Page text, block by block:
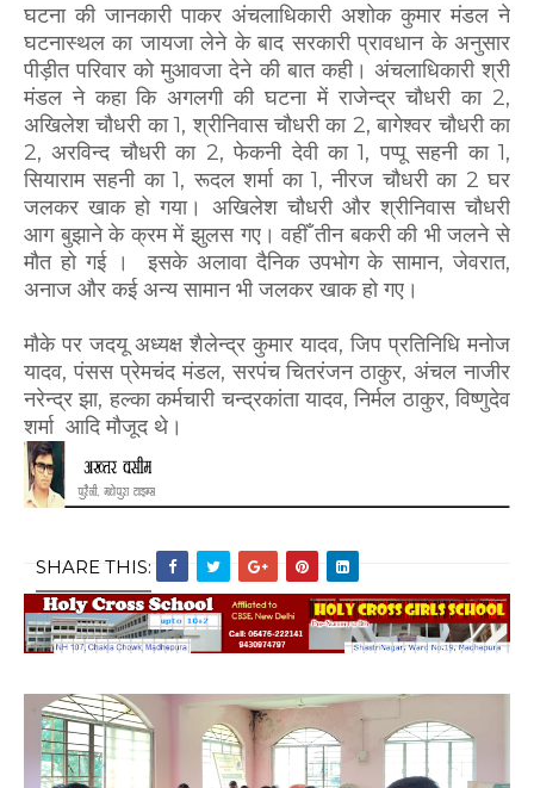
घटना की जानकारी पाकर अंचलाधिकारी अशोक कुमार मंडल ने
घटनास्थल का जायजा लेने के बाद सरकारी प्रावधान के अनुसार
पीड़ीत परिवार को मुआवजा देने की बात कही। अंचलाधिकारी श्री
मंडल ने कहा कि अगलगी की घटना में राजेन्द्र चौधरी का 2,
अखिलेश चौधरी का 1, श्रीनिवास चौधरी का 2, बागेश्वर चौधरी का
2, अरविन्द चौधरी का 2, फेकनी देवी का 1, पप्पू सहनी का 1,
सियाराम सहनी का 1, रूदल शर्मा का 1, नीरज चौधरी का 2 घर
जलकर खाक हो गया। अखिलेश चौधरी और श्रीनिवास चौधरी
आग बुझाने के क्रम में झुलस गए। वहीँ तीन बकरी की भी जलने से
मौत हो गई । इसके अलावा दैनिक उपभोग के सामान, जेवरात,
अनाज और कई अन्य सामान भी जलकर खाक हो गए।
मौके पर जदयू अध्यक्ष शैलेन्द्र कुमार यादव, जिप प्रतिनिधि मनोज
यादव, पंसस प्रेमचंद मंडल, सरपंच चितरंजन ठाकुर, अंचल नाजीर
नरेन्द्र झा, हल्का कर्मचारी चन्द्रकांता यादव, निर्मल ठाकुर, विष्णुदेव
शर्मा आदि मौजूद थे।
SHARE THIS: